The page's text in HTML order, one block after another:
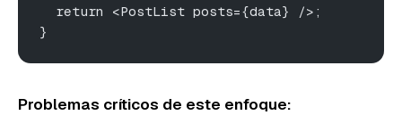
  return <PostList posts={data} />;
}
Problemas críticos de este enfoque: